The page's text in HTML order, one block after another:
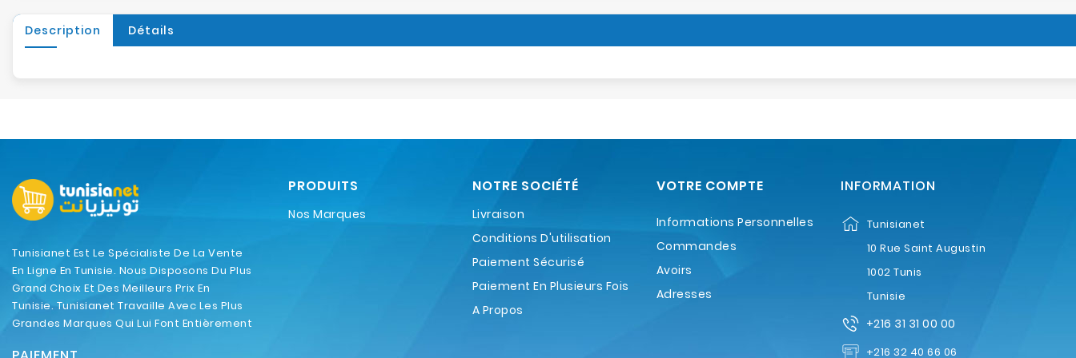
Description Détails
Tunisianet Est Le Spécialiste De La Vente
En Ligne En Tunisie. Nous Disposons Du Plus
Grand Choix Et Des Meilleurs Prix En
Tunisie. Tunisianet Travaille Avec Les Plus
Grandes Marques Qui Lui Font Entièrement
PRODUITS
Nos Marques
NOTRE SOCIÉTÉ
Livraison
Conditions D'utilisation
Paiement Sécurisé
Paiement En Plusieurs Fois
A Propos
VOTRE COMPTE
Informations Personnelles
Commandes
Avoirs
Adresses
INFORMATION
Tunisianet
10 Rue Saint Augustin
1002 Tunis
Tunisie
+216 31 31 00 00
+216 32 40 66 06